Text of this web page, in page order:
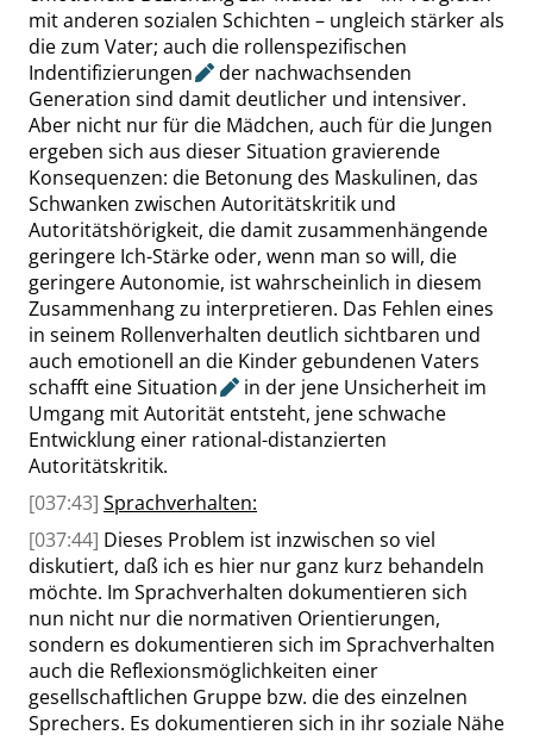
mit anderen sozialen Schichten – ungleich stärker als
die zum Vater; auch die rollenspezifischen
Indentifizierungen
der nachwachsenden
Generation sind damit deutlicher und intensiver.
Aber nicht nur für die Mädchen, auch für die Jungen
ergeben sich aus dieser Situation gravierende
Konsequenzen: die Betonung des Maskulinen, das
Schwanken zwischen Autoritätskritik und
Autoritätshörigkeit, die damit zusammenhängende
geringere Ich-Stärke oder, wenn man so will, die
geringere Autonomie, ist wahrscheinlich in diesem
Zusammenhang zu interpretieren. Das Fehlen eines
in seinem Rollenverhalten deutlich sichtbaren und
auch emotionell an die Kinder gebundenen Vaters
schafft eineSituation
in der jene Unsicherheit im
Umgang mit Autorität entsteht, jene schwache
Entwicklung einer rational-distanzierten
Autoritätskritik.
[037:43] Sprachverhalten:
[037:44] Dieses Problem ist inzwischen so viel
diskutiert, daß ich es hier nur ganz kurz behandeln
möchte. Im Sprachverhalten dokumentieren sich
nun nicht nur die normativen Orientierungen,
sondern es dokumentieren sich im Sprachverhalten
auch die Reflexionsmöglichkeiten einer
gesellschaftlichen Gruppe bzw. die des einzelnen
Sprechers. Es dokumentieren sich in ihr soziale Nähe